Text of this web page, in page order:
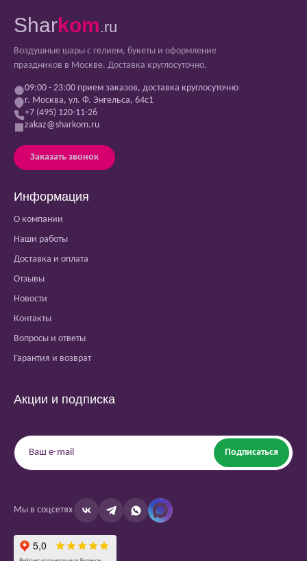
Sharkom.ru
Воздушные шары с гелием, букеты и оформление
праздников в Москве. Доставка круглосуточно.
09:00 - 23:00 прием заказов, доставка круглосуточно
г. Москва, ул. Ф. Энгельса, 64с1
+7 (495) 120-11-26
zakaz@sharkom.ru
Заказать звонок
Информация
О компании
Наши работы
Доставка и оплата
Отзывы
Новости
Контакты
Вопросы и ответы
Гарантия и возврат
Акции и подписка
Подписаться
Мы в соцсетях